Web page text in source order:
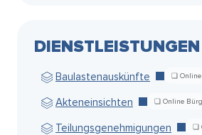
DIENSTLEISTUNGEN
Baulastenauskünfte
Akteneinsichten
Teilungsgenehmigungen